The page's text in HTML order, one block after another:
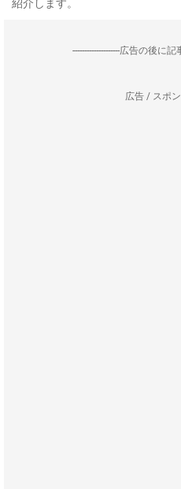
紹介します。
--------------------広告の後に記
広告 / スポ